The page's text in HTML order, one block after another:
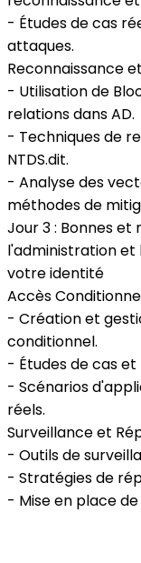
- Études de cas
attaques.
Reconnaissance
- Utilisation de
relations dans AD.
- Techniques de
NTDS.dit.
- Analyse des
méthodes de
Jour 3 : Bonnes
l'administration et
votre identité
Accès
- Création et
conditionnel.
- Études de cas
- Scénarios
réels.
Surveillance et
- Outils de
- Stratégies de
- Mise en place